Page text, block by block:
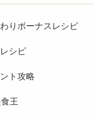
りボーナスレシピ
シピ
ト攻略
王